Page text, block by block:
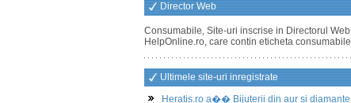
Director Web
Consumabile, Site-uri inscrise in Directorul Web
HelpOnline.ro, care contin eticheta consumabile
Ultimele site-uri inregistrate
Heratis.ro a�� Bijuterii din aur și diamante